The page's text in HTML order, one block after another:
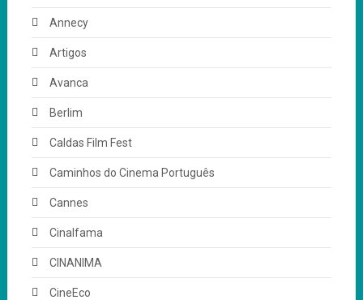
Annecy
Artigos
Avanca
Berlim
Caldas Film Fest
Caminhos do Cinema Português
Cannes
Cinalfama
CINANIMA
CineEco